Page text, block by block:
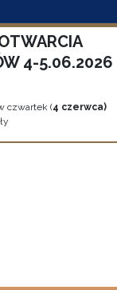
4-5.06.2026
czwartek (4 czerwca)